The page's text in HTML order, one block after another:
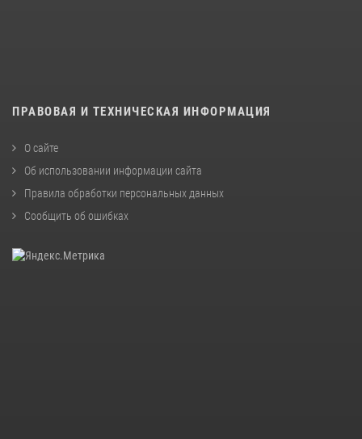
ПРАВОВАЯ И ТЕХНИЧЕСКАЯ ИНФОРМАЦИЯ
О сайте
Об использовании информации сайта
Правила обработки персональных данных
Сообщить об ошибках